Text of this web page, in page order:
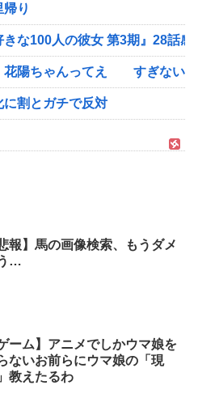
り
きな100人の彼女 第3期』28話
花陽ちゃんってえ すぎない？
割とガチで反対
悲報】馬の画像検索、もうダメ
…
ゲーム】アニメでしかウマ娘を
ないお前らにウマ娘の「現
教えたるわ